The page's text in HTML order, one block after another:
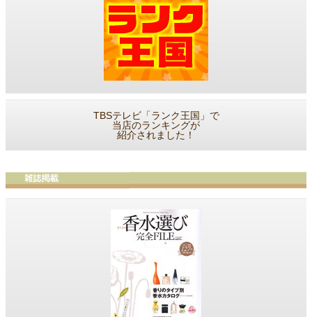
TBSテレビ「ランク王国」で
当店のランキングが
紹介されました！